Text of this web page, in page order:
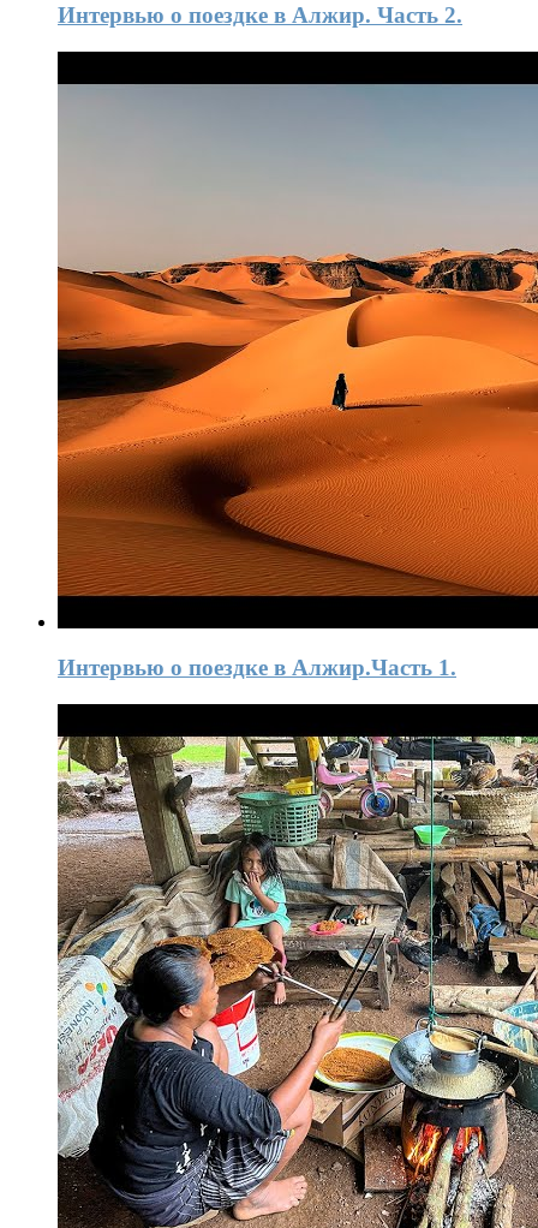
Интервью о поездке в Алжир. Часть 2.
Интервью o поездке в Алжир.Часть 1.